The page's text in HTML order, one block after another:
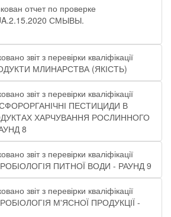
отчет по проверке
СМЫВЫ.
звіт з перевірки кваліфікації
МЛИНАРСТВА (ЯКІСТЬ)
звіт з перевірки кваліфікації
ПЕСТИЦИДИ В
ХАРЧУВАННЯ РОСЛИННОГО
8
звіт з перевірки кваліфікації
ПИТНОЇ ВОДИ​​ - РАУНД 9
звіт з перевірки кваліфікації
М'ЯСНОЇ ПРОДУКЦІЇ -